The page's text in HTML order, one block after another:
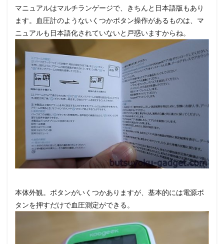
マニュアルはマルチランゲージで、きちんと日本語版もあり
ます。血圧計のようないくつかボタン操作があるものは、マ
ニュアルも日本語化されていないと戸惑いますからね。
本体外観。ボタンがいくつかありますが、基本的には電源ボ
タンを押すだけで血圧測定ができる。